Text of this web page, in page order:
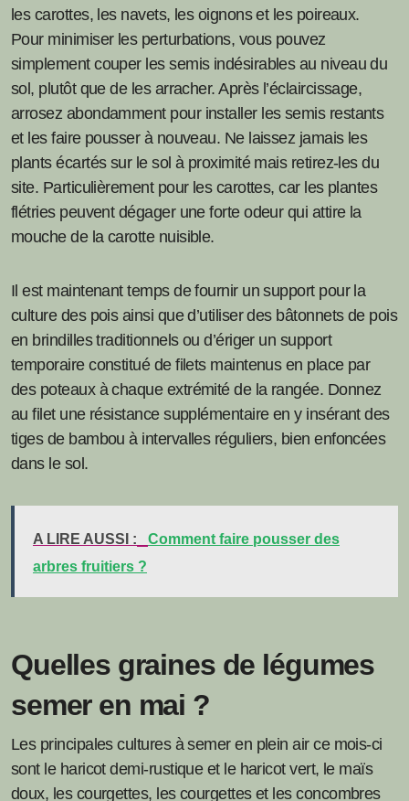
les carottes, les navets, les oignons et les poireaux.
Pour minimiser les perturbations, vous pouvez
simplement couper les semis indésirables au niveau du
sol, plutôt que de les arracher. Après l’éclaircissage,
arrosez abondamment pour installer les semis restants
et les faire pousser à nouveau. Ne laissez jamais les
plants écartés sur le sol à proximité mais retirez-les du
site. Particulièrement pour les carottes, car les plantes
flétries peuvent dégager une forte odeur qui attire la
mouche de la carotte nuisible.
Il est maintenant temps de fournir un support pour la
culture des pois ainsi que d’utiliser des bâtonnets de pois
en brindilles traditionnels ou d’ériger un support
temporaire constitué de filets maintenus en place par
des poteaux à chaque extrémité de la rangée. Donnez
au filet une résistance supplémentaire en y insérant des
tiges de bambou à intervalles réguliers, bien enfoncées
dans le sol.
A LIRE AUSSI :
Comment faire pousser des
arbres fruitiers ?
Quelles graines de légumes
semer en mai ?
Les principales cultures à semer en plein air ce mois-ci
sont le haricot demi-rustique et le haricot vert, le maïs
doux, les courgettes, les courgettes et les concombres